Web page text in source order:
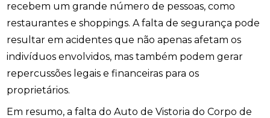
recebem um grande número de pessoas, como
restaurantes e shoppings. A falta de segurança pode
resultar em acidentes que não apenas afetam os
indivíduos envolvidos, mas também podem gerar
repercussões legais e financeiras para os
proprietários.
Em resumo, a falta do Auto de Vistoria do Corpo de